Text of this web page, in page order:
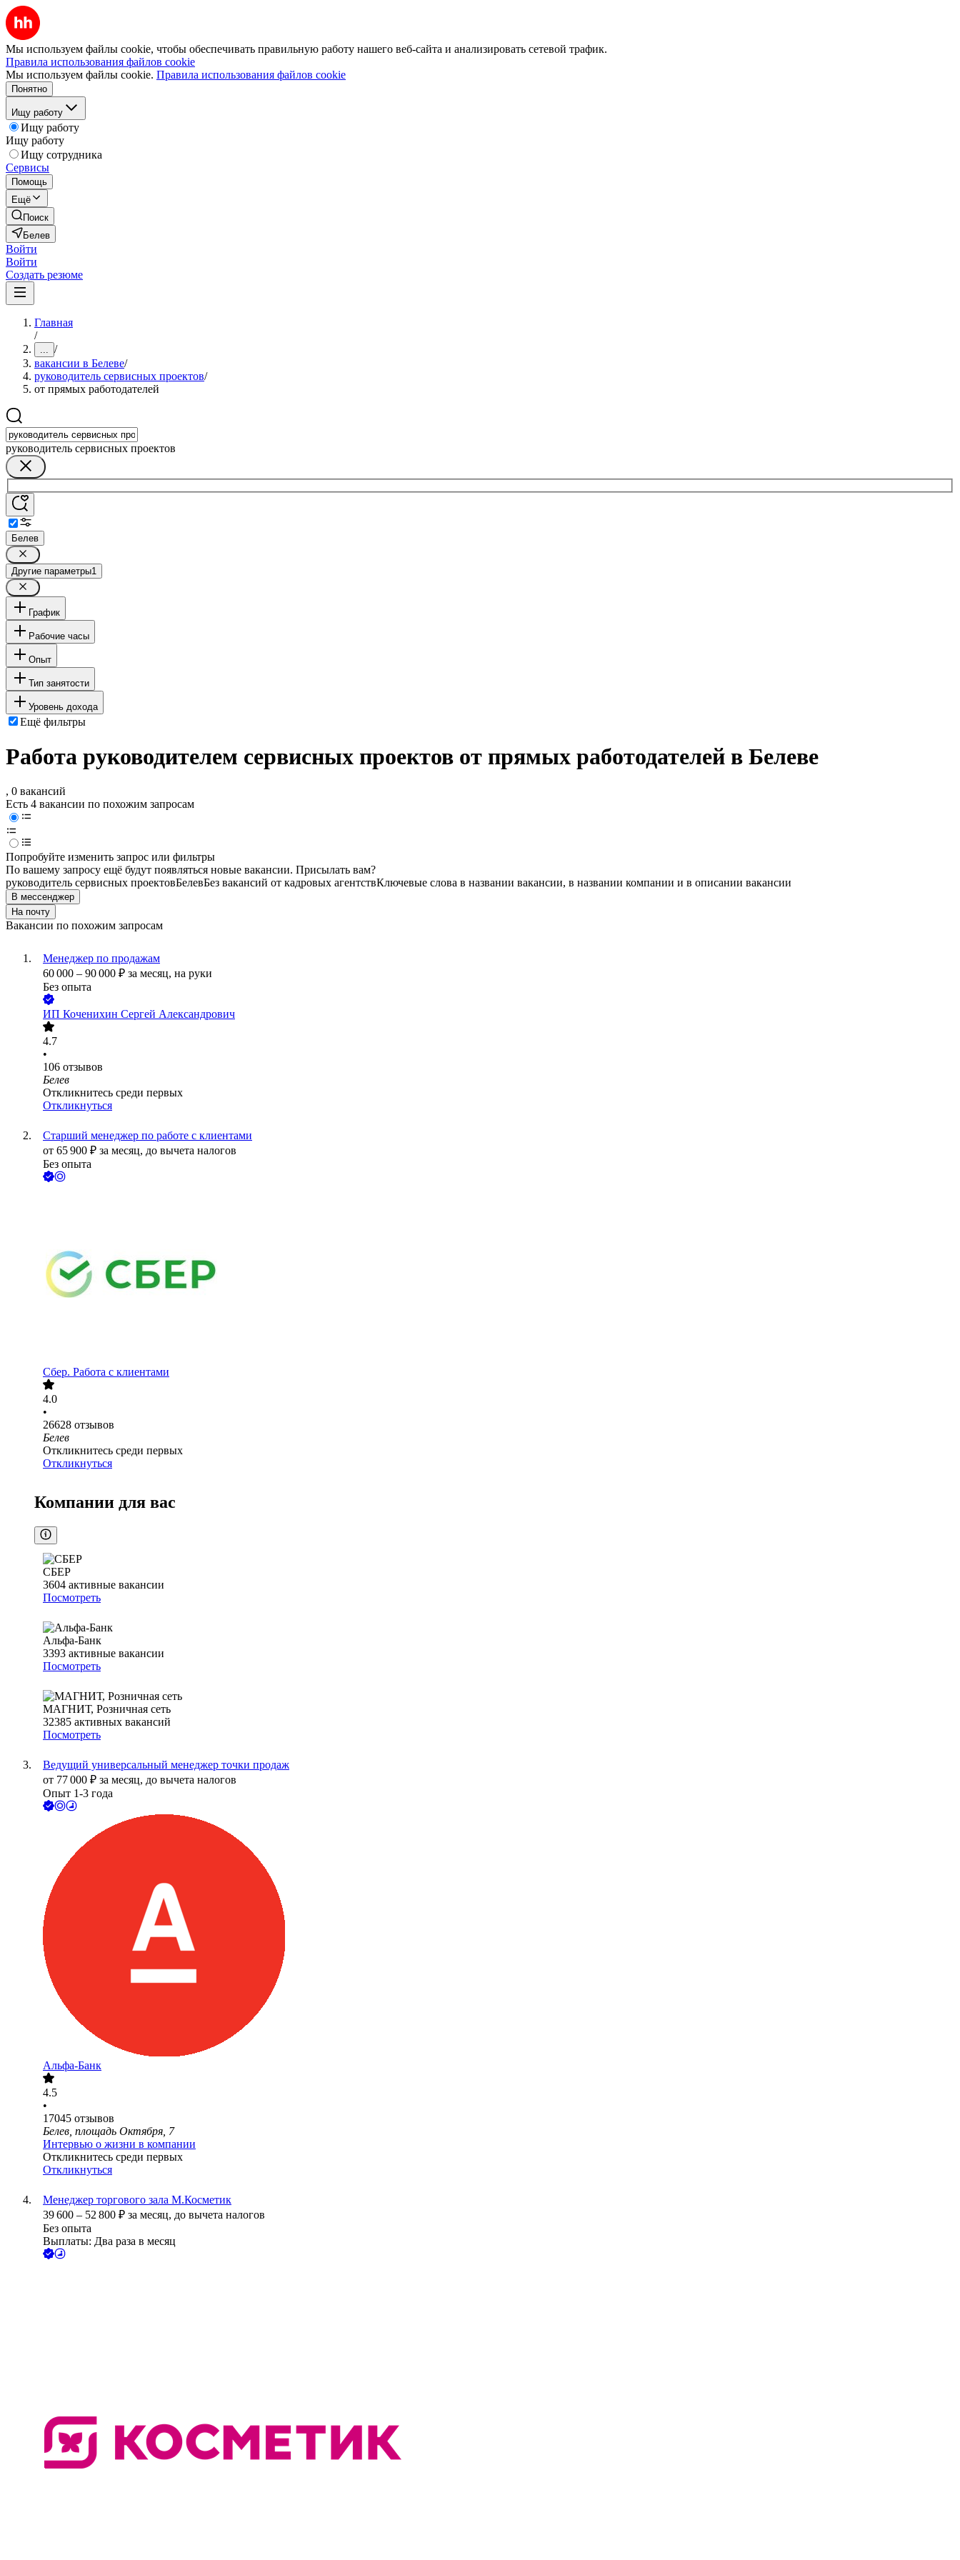
Мы используем файлы cookie, чтобы обеспечивать правильную работу нашего веб-сайта и анализировать сетевой трафик.
Правила использования файлов cookie
Мы используем файлы cookie. Правила использования файлов cookie
Понятно
Ищу работу
Ищу работу
Ищу работу
Ищу сотрудника
Сервисы
Помощь
Ещё
Поиск
Белев
Войти
Войти
Создать резюме
Главная
/
... /
вакансии в Белеве/
руководитель сервисных проектов/
от прямых работодателей
руководитель сервисных проектов
Белев
Другие параметры1
График
Рабочие часы
Опыт
Тип занятости
Уровень дохода
Ещё фильтры
Работа руководителем сервисных проектов от прямых работодателей в Белеве
, 0 вакансий
Есть 4 вакансии по похожим запросам
Попробуйте изменить запрос или фильтры
По вашему запросу ещё будут появляться новые вакансии. Присылать вам?
руководитель сервисных проектовБелевБез вакансий от кадровых агентствКлючевые слова в названии вакансии, в названии компании и в описании вакансии
В мессенджер
На почту
Вакансии по похожим запросам
Менеджер по продажам
60 000 – 90 000 ₽ за месяц, на руки
Без опыта
ИП Коченихин Сергей Александрович
4.7
•
106 отзывов
Белев
Откликнитесь среди первых
Откликнуться
Старший менеджер по работе с клиентами
от 65 900 ₽ за месяц, до вычета налогов
Без опыта
Сбер. Работа с клиентами
4.0
•
26628 отзывов
Белев
Откликнитесь среди первых
Откликнуться
Компании для вас
СБЕР
3604 активные вакансии
Посмотреть
Альфа-Банк
3393 активные вакансии
Посмотреть
МАГНИТ, Розничная сеть
32385 активных вакансий
Посмотреть
Ведущий универсальный менеджер точки продаж
от 77 000 ₽ за месяц, до вычета налогов
Опыт 1-3 года
Альфа-Банк
4.5
•
17045 отзывов
Белев, площадь Октября, 7
Интервью о жизни в компании
Откликнитесь среди первых
Откликнуться
Менеджер торгового зала М.Косметик
39 600 – 52 800 ₽ за месяц, до вычета налогов
Без опыта
Выплаты: Два раза в месяц